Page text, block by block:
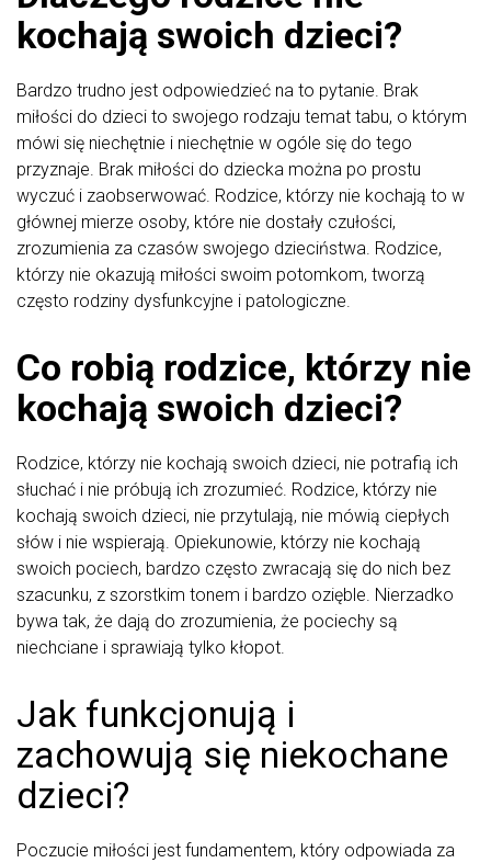
kochają swoich dzieci?
Bardzo trudno jest odpowiedzieć na to pytanie. Brak
miłości do dzieci to swojego rodzaju temat tabu, o którym
mówi się niechętnie i niechętnie w ogóle się do tego
przyznaje. Brak miłości do dziecka można po prostu
wyczuć i zaobserwować. Rodzice, którzy nie kochają to w
głównej mierze osoby, które nie dostały czułości,
zrozumienia za czasów swojego dzieciństwa. Rodzice,
którzy nie okazują miłości swoim potomkom, tworzą
często rodziny dysfunkcyjne i patologiczne.
Co robią rodzice, którzy nie
kochają swoich dzieci?
Rodzice, którzy nie kochają swoich dzieci, nie potrafią ich
słuchać i nie próbują ich zrozumieć. Rodzice, którzy nie
kochają swoich dzieci, nie przytulają, nie mówią ciepłych
słów i nie wspierają. Opiekunowie, którzy nie kochają
swoich pociech, bardzo często zwracają się do nich bez
szacunku, z szorstkim tonem i bardzo ozięble. Nierzadko
bywa tak, że dają do zrozumienia, że pociechy są
niechciane i sprawiają tylko kłopot.
Jak funkcjonują i
zachowują się niekochane
dzieci?
Poczucie miłości jest fundamentem, który odpowiada za